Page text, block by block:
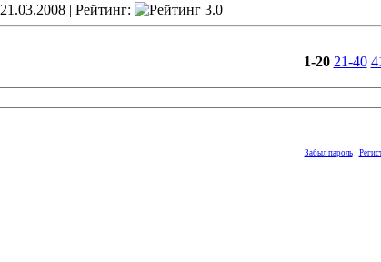
21.03.2008 | Рейтинг:
1-20 21-40
Забыл пароль·